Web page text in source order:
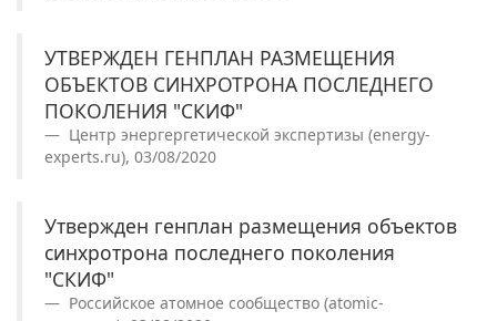
УТВЕРЖДЕН ГЕНПЛАН РАЗМЕЩЕНИЯ
ОБЪЕКТОВ СИНХРОТРОНА ПОСЛЕДНЕГО
ПОКОЛЕНИЯ "СКИФ"
Центр энергергетической экспертизы (energy-
experts.ru), 03/08/2020
Утвержден генплан размещения объектов
синхротрона последнего поколения
"СКИФ"
Российское атомное сообщество (atomic-